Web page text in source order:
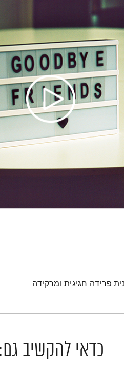
פרידה חגיגית ומרקידה
כדאי להקשיב גם: